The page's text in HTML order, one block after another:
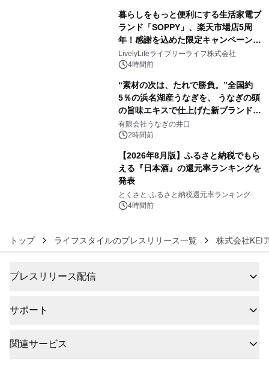
アーティストを フィーチャーしたアニ
メーションを公開～
暮らしをもっと便利にする生活家電ブ
ランド「SOPPY」、楽天市場店5周
年！感謝を込めた限定キャンペーンを
8月10日より開催
LivelyLifeライブリーライフ株式会社
4時間前
“素材の次は、たれで勝負。”全国約
5％の浜名湖産うなぎを、 うなぎの頭
の旨味エキスで仕上げた新ブランド
「井口の誉」誕生
有限会社うなぎの井口
2時間前
【2026年8月版】ふるさと納税でもら
える『日本酒』の還元率ランキングを
発表
とくさと-ふるさと納税還元率ランキング-
4時間前
トップ ライフスタイルのプレスリリース一覧 株式会社KEI
プレスリリース配信
サポート
関連サービス